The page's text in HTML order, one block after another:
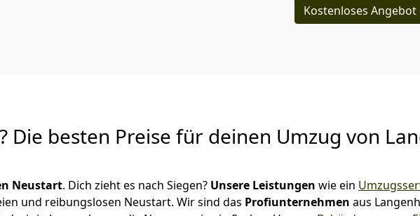
Kostenloses
Die besten Preise für deinen Umzug von
Neustart. Dich zieht es nach Siegen? Unsere Leistungen wie ein
und reibungslosen Neustart. Wir sind das Profiunternehmen aus